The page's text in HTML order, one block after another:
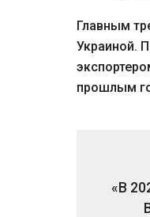
Главным
Украиной.
прошлым
«В